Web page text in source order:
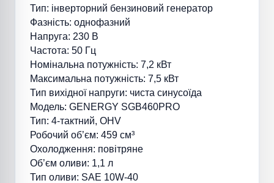
Тип: інверторний бензиновий генератор
Фазність: однофазний
Напруга: 230 В
Частота: 50 Гц
Номінальна потужність: 7,2 кВт
Максимальна потужність: 7,5 кВт
Тип вихідної напруги: чиста синусоїда
Модель: GENERGY SGB460PRO
Тип: 4-тактний, OHV
Робочий об’єм: 459 см³
Охолодження: повітряне
Об’єм оливи: 1,1 л
Тип оливи: SAE 10W-40